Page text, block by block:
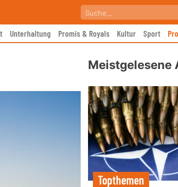
Unterhaltung Promis & Royals Kultur Sport
Meistgelesene
Topthemen